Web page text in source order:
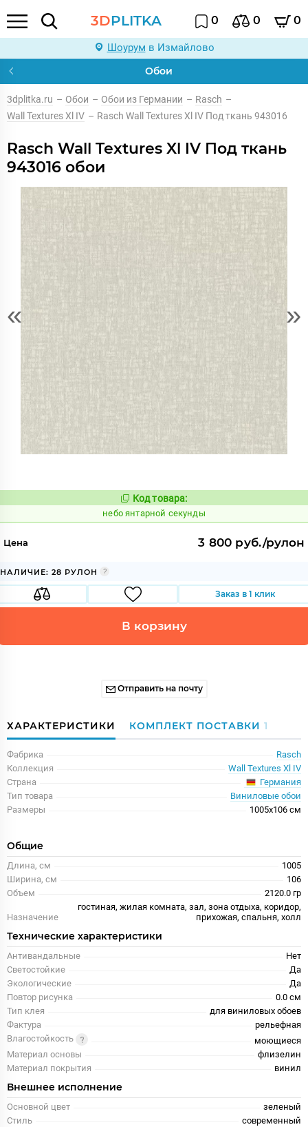
3DPLITKA 0 0 0
Шоурум в Измайлово
Обои
3dplitka.ru – Обои – Обои из Германии – Rasch –
Wall Textures Xl IV – Rasch Wall Textures Xl IV Под ткань 943016
Rasch Wall Textures Xl IV Под ткань
943016 обои
« »
Код:
1124837
Код товара:
небо янтарной секунды
Цена 3 800 руб./рулон
НАЛИЧИЕ: 28 РУЛОН
Заказ в 1 клик
В корзину
Отправить на почту
ХАРАКТЕРИСТИКИ КОМПЛЕКТ ПОСТАВКИ 1
Фабрика
Rasch
Коллекция
Wall Textures Xl IV
Страна
Германия
Тип товара
Виниловые обои
Размеры
1005x106 см
Общие
Длина, см
1005
Ширина, см
106
Объем
2120.0 гр
Назначение
гостиная, жилая комната, зал, зона отдыха, коридор,
прихожая, спальня, холл
Технические характеристики
Антивандальные
Нет
Светостойкие
Да
Экологические
Да
Повтор рисунка
0.0 см
Тип клея
для виниловых обоев
Фактура
рельефная
Влагостойкость
моющиеся
Материал основы
флизелин
Материал покрытия
винил
Внешнее исполнение
Основной цвет
зеленый
Стиль
современный